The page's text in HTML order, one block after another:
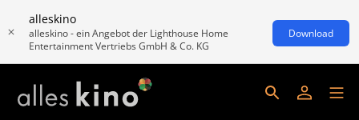
alleskino
alleskino - ein Angebot der Lighthouse Home
Entertainment Vertriebs GmbH & Co. KG
Download